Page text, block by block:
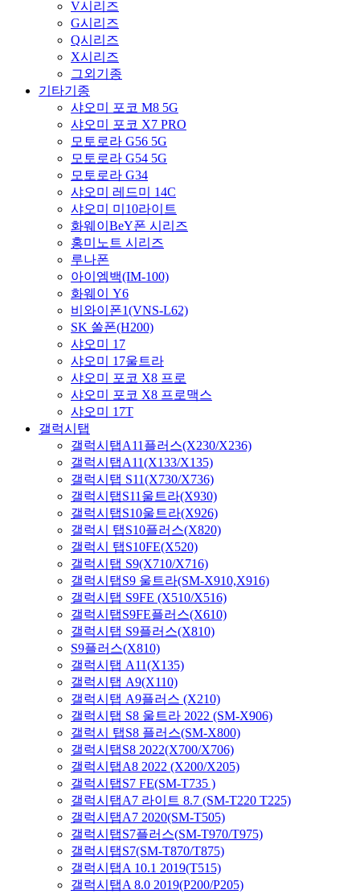
V시리즈
G시리즈
Q시리즈
X시리즈
그외기종
기타기종
샤오미 포코 M8 5G
샤오미 포코 X7 PRO
모토로라 G56 5G
모토로라 G54 5G
모토로라 G34
샤오미 레드미 14C
샤오미 미10라이트
화웨이BeY폰 시리즈
홍미노트 시리즈
루나폰
아이엠백(IM-100)
화웨이 Y6
비와이폰1(VNS-L62)
SK 쏠폰(H200)
샤오미 17
샤오미 17울트라
샤오미 포코 X8 프로
샤오미 포코 X8 프로맥스
샤오미 17T
갤럭시탭
갤럭시탭A11플러스(X230/X236)
갤럭시탭A11(X133/X135)
갤럭시탭 S11(X730/X736)
갤럭시탭S11울트라(X930)
갤럭시탭S10울트라(X926)
갤럭시 탭S10플러스(X820)
갤럭시 탭S10FE(X520)
갤럭시탭 S9(X710/X716)
갤럭시탭S9 울트라(SM-X910,X916)
갤럭시탭 S9FE (X510/X516)
갤럭시탭S9FE플러스(X610)
갤럭시탭 S9플러스(X810)
S9플러스(X810)
갤럭시탭 A11(X135)
갤럭시탭 A9(X110)
갤럭시탭 A9플러스 (X210)
갤럭시탭 S8 울트라 2022 (SM-X906)
갤럭시 탭S8 플러스(SM-X800)
갤럭시탭S8 2022(X700/X706)
갤럭시탭A8 2022 (X200/X205)
갤럭시탭S7 FE(SM-T735 )
갤럭시탭A7 라이트 8.7 (SM-T220 T225)
갤럭시탭A7 2020(SM-T505)
갤럭시탭S7플러스(SM-T970/T975)
갤럭시탭S7(SM-T870/T875)
갤럭시탭A 10.1 2019(T515)
갤럭시탭A 8.0 2019(P200/P205)